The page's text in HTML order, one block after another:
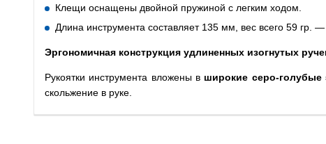
Клещи оснащены двойной пружиной с легким ходом.
Длина инструмента составляет 135 мм, вес всего 59 гр.
Эргономичная конструкция удлиненных изогнутых
Рукоятки инструмента вложены в широкие серо-голубые
скольжение в руке.